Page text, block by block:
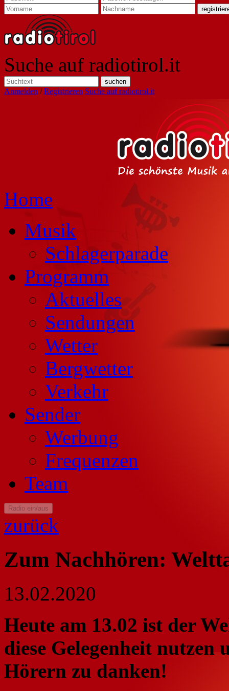
Suche auf radiotirol.it
Anmelden /Registrieren Suche auf radiotirol.it
Home
Musik
Schlagerparade
Programm
Aktuelles
Sendungen
Wetter
Bergwetter
Verkehr
Sender
Werbung
Frequenzen
Team
Radio ein/aus
zurück
Zum Nachhören:
13.02.2020
Heute am 13.02 ist der
diese Gelegenheit nutzen
Hörern zu danken!